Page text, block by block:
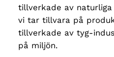
tillverkade av
vi tar tillvara på
tillverkade av tyg-
på miljön.